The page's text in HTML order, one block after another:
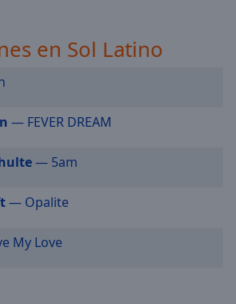
en Sol Latino
— FEVER DREAM
— 5am
— Opalite
My Love